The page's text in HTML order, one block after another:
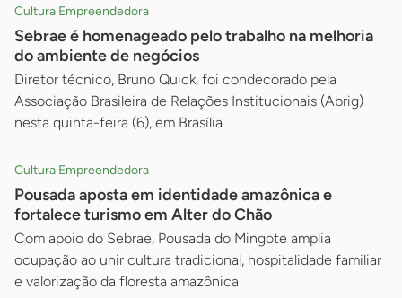
Cultura Empreendedora
Sebrae é homenageado pelo trabalho na melhoria
do ambiente de negócios
Diretor técnico, Bruno Quick, foi condecorado pela
Associação Brasileira de Relações Institucionais (Abrig)
nesta quinta-feira (6), em Brasília
Cultura Empreendedora
Pousada aposta em identidade amazônica e
fortalece turismo em Alter do Chão
Com apoio do Sebrae, Pousada do Mingote amplia
ocupação ao unir cultura tradicional, hospitalidade familiar
e valorização da floresta amazônica